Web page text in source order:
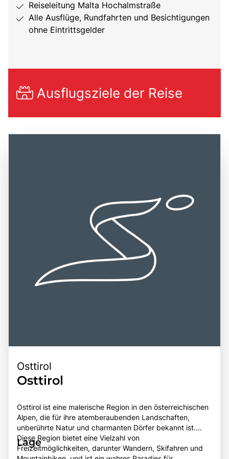
Reiseleitung Malta Hochalmstraße
Alle Ausflüge, Rundfahrten und Besichtigungen
ohne Eintrittsgelder
Ausflugsziele der Reise
Osttirol
Osttirol
Osttirol ist eine malerische Region in den österreichischen
Alpen, die für ihre atemberaubenden Landschaften,
unberührte Natur und charmanten Dörfer bekannt ist.
Diese Region bietet eine Vielzahl von
Freizeitmöglichkeiten, darunter Wandern, Skifahren und
Lage